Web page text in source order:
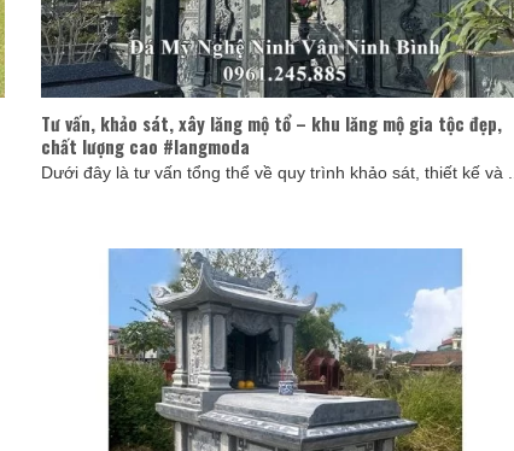
Tư vấn, khảo sát, xây lăng mộ tổ – khu lăng mộ gia tộc đẹp,
chất lượng cao #langmoda
Dưới đây là tư vấn tổng thể về quy trình khảo sát, thiết kế và ...